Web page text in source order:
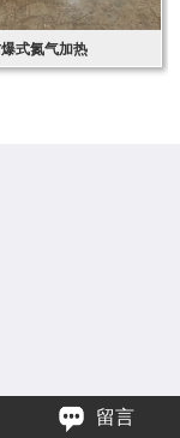
式氮气加热
留言